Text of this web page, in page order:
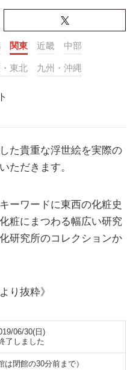
関東 近畿 中部
東北 九州・沖縄
た貴重な浮世絵を実際の
ただきます。
ーワードに東西の化粧史
粧にまつわる幅広い研究
研究所のコレクションか
り抜粋》
06/30(日)
了しました
は閉館の30分前まで）